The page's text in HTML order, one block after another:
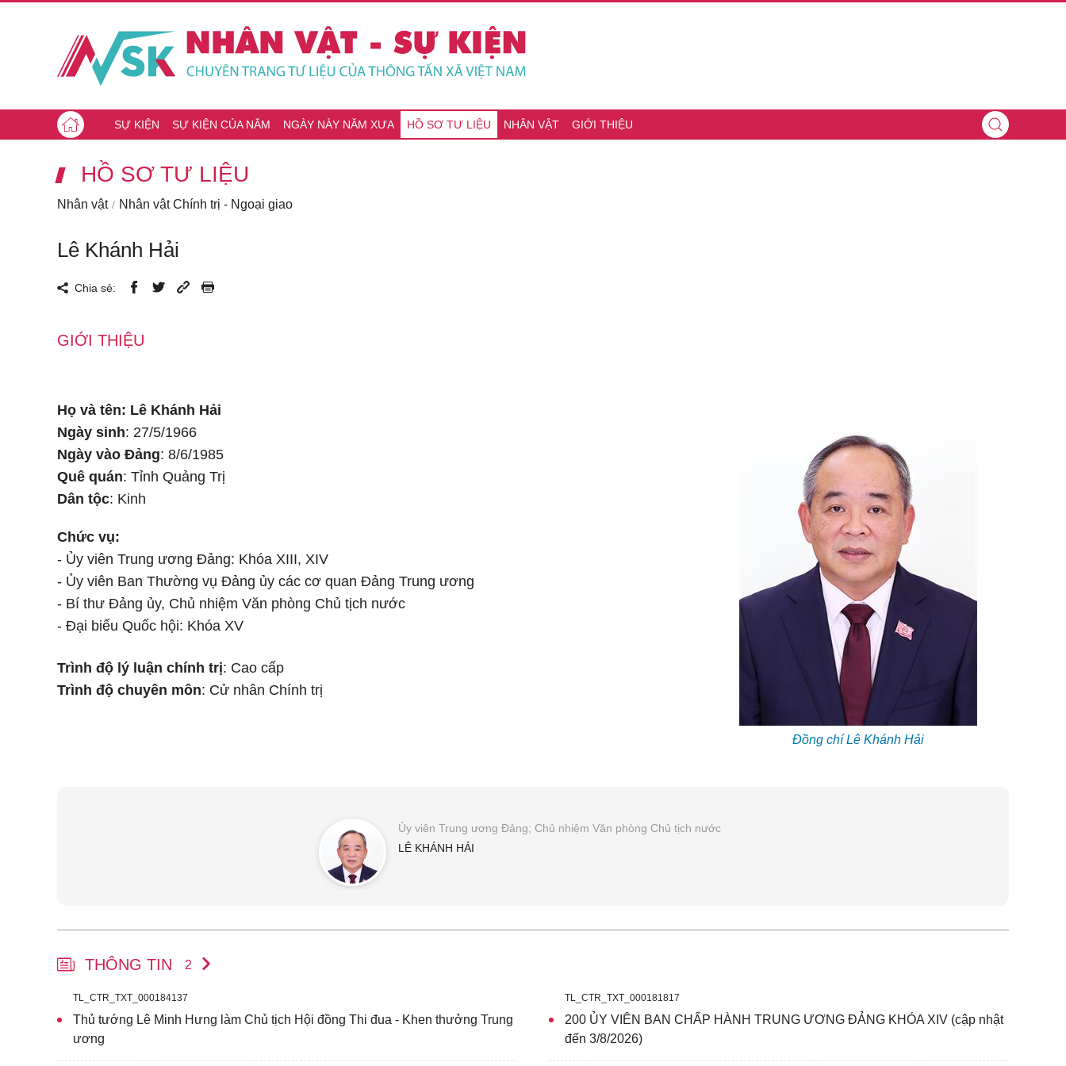
SỰ KIỆN SỰ KIỆN CỦA NĂM NGÀY NÀY NĂM XƯA HỒ SƠ TƯ LIỆU NHÂN VẬT GIỚI THIỆU
HỒ SƠ TƯ LIỆU
Nhân vật Nhân vật Chính trị - Ngoại giao
Lê Khánh Hải
Chia sẻ:
GIỚI THIỆU
Đồng chí Lê Khánh Hải
Họ và tên: Lê Khánh Hải
Ngày sinh: 27/5/1966
Ngày vào Đảng: 8/6/1985
Quê quán: Tỉnh Quảng Trị
Dân tộc: Kinh
Chức vụ:
- Ủy viên Trung ương Đảng: Khóa XIII, XIV
- Ủy viên Ban Thường vụ Đảng ủy các cơ quan Đảng Trung ương
- Bí thư Đảng ủy, Chủ nhiệm Văn phòng Chủ tịch nước
- Đại biểu Quốc hội: Khóa XV
Trình độ lý luận chính trị: Cao cấp
Trình độ chuyên môn: Cử nhân Chính trị
Ủy viên Trung ương Đảng; Chủ nhiệm Văn phòng Chủ tịch nước
LÊ KHÁNH HẢI
THÔNG TIN 2
TL_CTR_TXT_000184137
Thủ tướng Lê Minh Hưng làm Chủ tịch Hội đồng Thi đua - Khen thưởng Trung
ương
TL_CTR_TXT_000181817
200 ỦY VIÊN BAN CHẤP HÀNH TRUNG ƯƠNG ĐẢNG KHÓA XIV (cập nhật
đến 3/8/2026)